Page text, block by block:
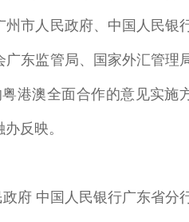
州市人民政府、中国人民银
东监管局、国家外汇管理
港澳全面合作的意见实施
反映。
政府 中国人民银行广东省分